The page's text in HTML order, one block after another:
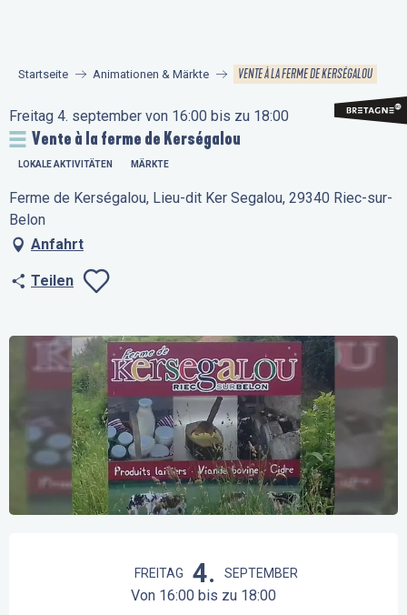
principal
Startseite Animationen & Märkte VENTE À LA FERME DE KERSÉGALOU
Freitag 4. september von 16:00 bis zu 18:00
Vente à la ferme de Kerségalou
LOKALE AKTIVITÄTEN MÄRKTE
Ferme de Kerségalou, Lieu-dit Ker Segalou, 29340 Riec-sur-
Belon
Anfahrt
Teilen
FREITAG 4. SEPTEMBER
Von 16:00 bis zu 18:00